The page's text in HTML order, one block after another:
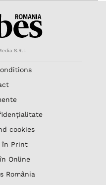
S.R.L
cookies
în Print
Online
România